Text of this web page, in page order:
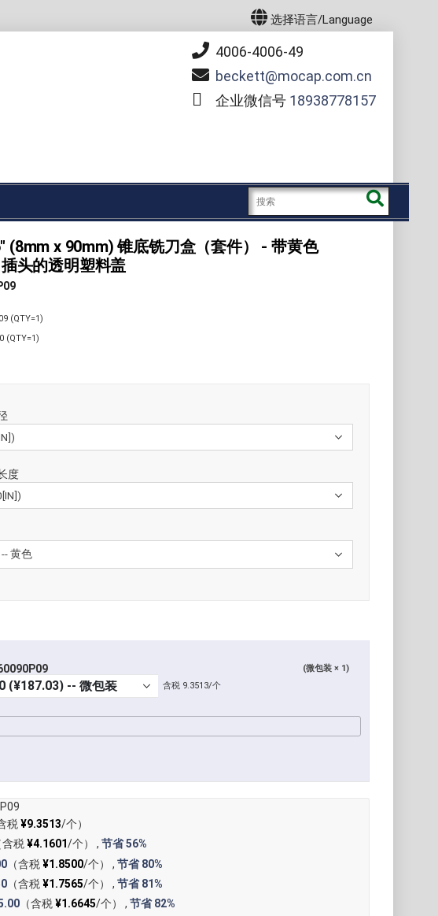
选择语言/Language
4006-4006-49
beckett
mocap.com.cn
企业微信号 18938778157
(8mm x 90mm) 锥底铣刀盒（套件） - 带黄色
头的透明塑料盖
(QTY=1)
(QTY=1)
度
(微包装 × 1)
含税 9.3513/个
税¥9.3513/个）
含税¥4.1601/个） , 节省56%
（含税¥1.8500/个） , 节省80%
（含税¥1.7565/个） , 节省81%
（含税¥1.6645/个） , 节省82%